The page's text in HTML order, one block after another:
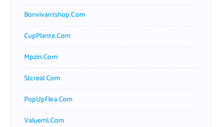
Bonvivantshop.com
CupPlante.com
Mpzin.com
Stcreal.com
PopUpFlea.com
Valueml.com